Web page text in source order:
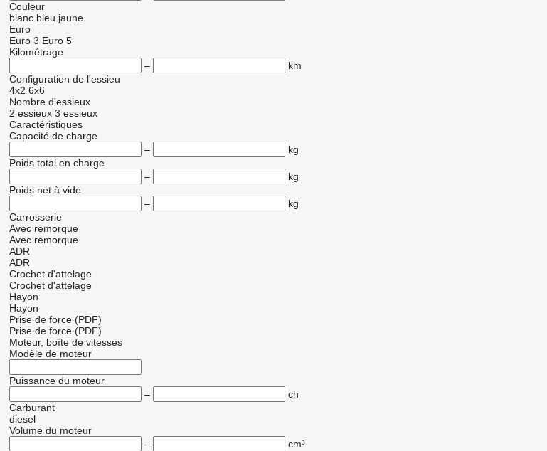
Couleur
blanc bleu jaune
Euro
Euro 3 Euro 5
Kilométrage
–
km
Configuration de l'essieu
4x2 6x6
Nombre d'essieux
2 essieux 3 essieux
Caractéristiques
Capacité de charge
–
kg
Poids total en charge
–
kg
Poids net à vide
–
kg
Carrosserie
Avec remorque
Avec remorque
ADR
ADR
Crochet d'attelage
Crochet d'attelage
Hayon
Hayon
Prise de force (PDF)
Prise de force (PDF)
Moteur, boîte de vitesses
Modèle de moteur
Puissance du moteur
–
ch
Carburant
diesel
Volume du moteur
–
cm³